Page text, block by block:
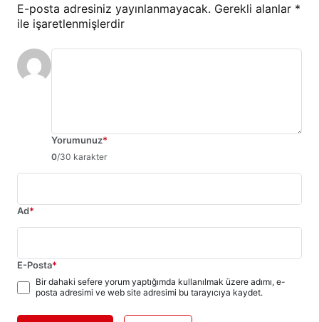
E-posta adresiniz yayınlanmayacak. Gerekli alanlar *
ile işaretlenmişlerdir
Yorumunuz*
0/30 karakter
Ad*
E-Posta*
Bir dahaki sefere yorum yaptığımda kullanılmak üzere adımı, e-
posta adresimi ve web site adresimi bu tarayıcıya kaydet.